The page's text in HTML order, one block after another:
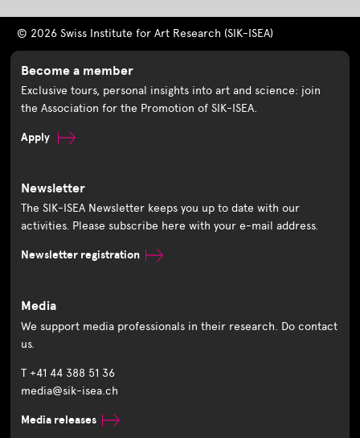
© 2026 Swiss Institute for Art Research (SIK-ISEA)
Become a member
Exclusive tours, personal insights into art and science: join
the Association for the Promotion of SIK-ISEA.
Apply
Newsletter
The SIK-ISEA Newsletter keeps you up to date with our
activities. Please subscribe here with your e-mail address.
Newsletter registration
Media
We support media professionals in their research. Do contact
us.
T +41 44 388 51 36
media@sik-isea.ch
Media releases